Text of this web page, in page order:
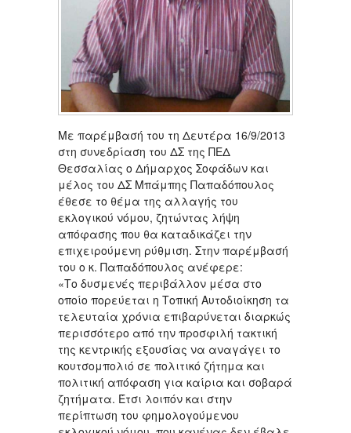
Με παρέμβασή του τη Δευτέρα 16/9/2013
στη συνεδρίαση του ΔΣ της ΠΕΔ
Θεσσαλίας ο Δήμαρχος Σοφάδων και
μέλος του ΔΣ Μπάμπης Παπαδόπουλος
έθεσε το θέμα της αλλαγής του
εκλογικού νόμου, ζητώντας λήψη
απόφασης που θα καταδικάζει την
επιχειρούμενη ρύθμιση. Στην παρέμβασή
του ο κ. Παπαδόπουλος ανέφερε:
«Το δυσμενές περιβάλλον μέσα στο
οποίο πορεύεται η Τοπική Αυτοδιοίκηση τα
τελευταία χρόνια επιβαρύνεται διαρκώς
περισσότερο από την προσφιλή τακτική
της κεντρικής εξουσίας να αναγάγει το
κουτσομπολιό σε πολιτικό ζήτημα και
πολιτική απόφαση για καίρια και σοβαρά
ζητήματα. Έτσι λοιπόν και στην
περίπτωση του φημολογούμενου